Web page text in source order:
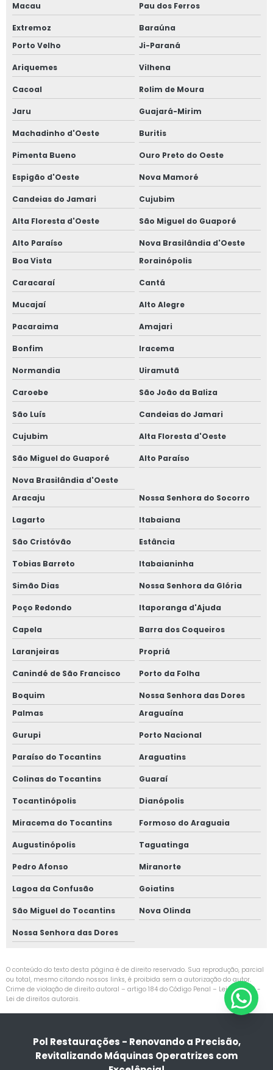
Macau Pau dos Ferros
Extremoz
Baraúna
Porto Velho
Ji-Paraná
Ariquemes Vilhena
Cacoal Rolim de Moura
Jaru Guajará-Mirim
Machadinho d'Oeste Buritis
Pimenta Bueno Ouro Preto do Oeste
Espigão d'Oeste Nova Mamoré
Candeias do Jamari Cujubim
Alta Floresta d'Oeste São Miguel do Guaporé
Alto Paraíso
Nova Brasilândia d'Oeste
Boa Vista
Rorainópolis
Caracaraí Cantá
Mucajaí Alto Alegre
Pacaraima Amajari
Bonfim Iracema
Normandia Uiramutã
Caroebe São João da Baliza
São Luís Candeias do Jamari
Cujubim Alta Floresta d'Oeste
São Miguel do Guaporé Alto Paraíso
Nova Brasilândia d'Oeste
Aracaju
Nossa Senhora do Socorro
Lagarto Itabaiana
São Cristóvão Estância
Tobias Barreto Itabaianinha
Simão Dias Nossa Senhora da Glória
Poço Redondo Itaporanga d'Ajuda
Capela Barra dos Coqueiros
Laranjeiras Propriá
Canindé de São Francisco Porto da Folha
Boquim
Nossa Senhora das Dores
Palmas
Araguaína
Gurupi Porto Nacional
Paraíso do Tocantins Araguatins
Colinas do Tocantins Guaraí
Tocantinópolis Dianópolis
Miracema do Tocantins Formoso do Araguaia
Augustinópolis Taguatinga
Pedro Afonso Miranorte
Lagoa da Confusão Goiatins
São Miguel do Tocantins Nova Olinda
Nossa Senhora das Dores
O conteúdo do texto desta página é de direito reservado. Sua reprodução, parcial
ou total, mesmo citando nossos links, é proibida sem a autorização do autor.
Crime de violação de direito autoral – artigo 184 do Código Penal – Lei 9610/98 -
Lei de direitos autorais.
Pol Restaurações - Renovando a Precisão,
Revitalizando Máquinas Operatrizes com